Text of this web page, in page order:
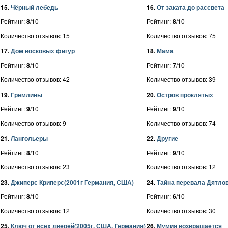
15.Чёрный лебедь
Рейтинг:8/10
Количество отзывов: 15
16.От заката до рассвета
Рейтинг:8/10
Количество отзывов: 75
17.Дом восковых фигур
Рейтинг:8/10
Количество отзывов: 42
18.Мама
Рейтинг:7/10
Количество отзывов: 39
19.Гремлины
Рейтинг:9/10
Количество отзывов: 9
20.Остров проклятых
Рейтинг:9/10
Количество отзывов: 74
21.Лангольеры
Рейтинг:8/10
Количество отзывов: 23
22.Другие
Рейтинг:9/10
Количество отзывов: 12
23.Джиперс Криперс(2001г Германия, США)
Рейтинг:8/10
Количество отзывов: 12
24.Тайна перевала
Рейтинг:6/10
Количество отзывов: 30
25.Ключ от всех дверей(2005г, США, Германия)26.Мумия возвращается